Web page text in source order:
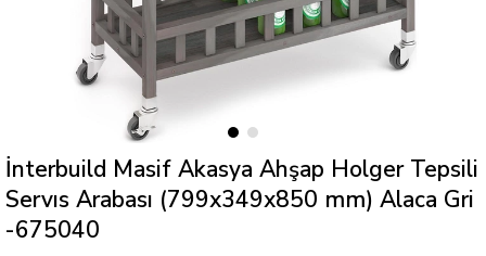
İnterbuild Masif Akasya Ahşap Holger Tepsili
Servıs Arabası (799x349x850 mm) Alaca Gri
-675040